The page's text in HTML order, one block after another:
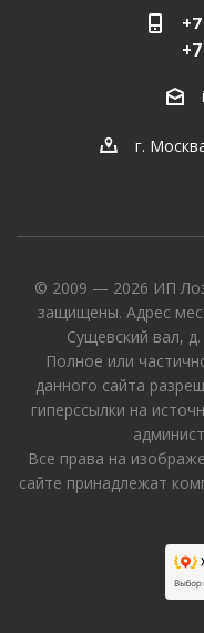
г.
© 2009 — 2026 ИП
защищены. Адрес
Сущевский вал,
Полное или
данного сайта
гиперссылки на
Все права на
сайте принадлежат